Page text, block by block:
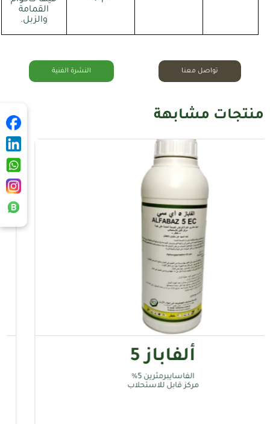
القمامة
والزبل.
تواصل معنا النشرة الفنية
منتجات مشابهة
ألفاباز 5
الفاسايبرمثرين 5%
مركز قابل للاستحلاب